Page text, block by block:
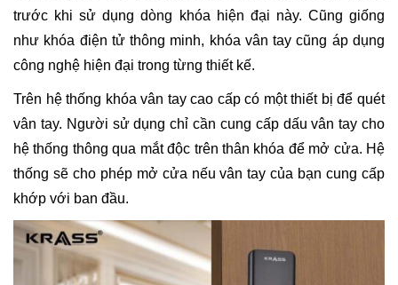
trước khi sử dụng dòng khóa hiện đại này. Cũng giống
như khóa điện tử thông minh, khóa vân tay cũng áp dụng
công nghệ hiện đại trong từng thiết kế.
Trên hệ thống khóa vân tay cao cấp có một thiết bị để quét
vân tay. Người sử dụng chỉ cần cung cấp dấu vân tay cho
hệ thống thông qua mắt độc trên thân khóa để mở cửa. Hệ
thống sẽ cho phép mở cửa nếu vân tay của bạn cung cấp
khớp với ban đầu.